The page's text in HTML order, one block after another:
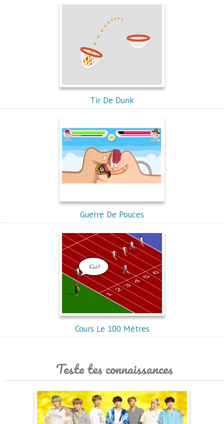
Tir De Dunk
Guerre De Pouces
Cours Le 100 Mètres
Teste tes connaissances